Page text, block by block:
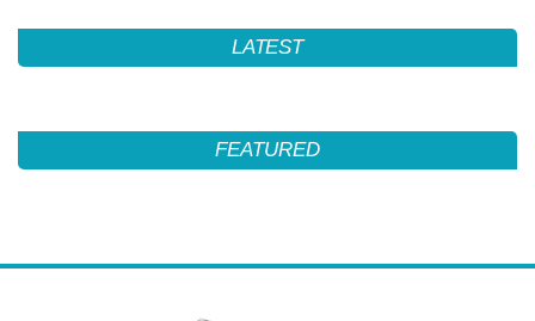
LATEST
FEATURED